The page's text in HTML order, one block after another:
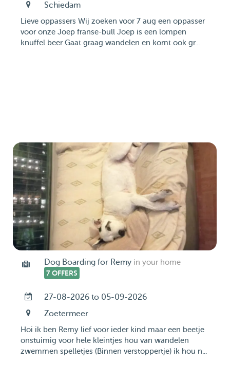
Schiedam
Lieve oppassers Wij zoeken voor 7 aug een oppasser
voor onze Joep franse-bull Joep is een lompen
knuffel beer Gaat graag wandelen en komt ook gr...
Dog Boarding for Remy in your home
7 OFFERS
27-08-2026 to 05-09-2026
Zoetermeer
Hoi ik ben Remy lief voor ieder kind maar een beetje
onstuimig voor hele kleintjes hou van wandelen
zwemmen spelletjes (Binnen verstoppertje) ik hou n...